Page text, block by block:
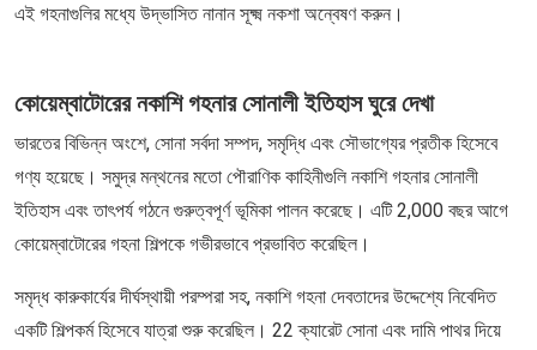
এই গহনাগুলির মধ্যে উদ্ভাসিত নানান সূক্ষ্ম নকশা অন্বেষণ করুন।
কোয়েম্বাটোরের নকাশি গহনার সোনালী ইতিহাস ঘুরে দেখা
ভারতের বিভিন্ন অংশে, সোনা সর্বদা সম্পদ, সমৃদ্ধি এবং সৌভাগ্যের প্রতীক হিসেবে
গণ্য হয়েছে। সমুদ্র মন্থনের মতো পৌরাণিক কাহিনীগুলি নকাশি গহনার সোনালী
ইতিহাস এবং তাৎপর্য গঠনে গুরুত্বপূর্ণ ভূমিকা পালন করেছে। এটি 2,000 বছর আগে
কোয়েম্বাটোরের গহনা শিল্পকে গভীরভাবে প্রভাবিত করেছিল।
সমৃদ্ধ কারুকার্যের দীর্ঘস্থায়ী পরম্পরা সহ, নকাশি গহনা দেবতাদের উদ্দেশ্যে নিবেদিত
একটি শিল্পকর্ম হিসেবে যাত্রা শুরু করেছিল। 22 ক্যারেট সোনা এবং দামি পাথর দিয়ে